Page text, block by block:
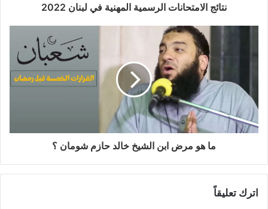
نتائج الامتحانات الرسمية المهنية في لبنان 2022
ما هو مرض ابن الشيخ خالد حازم شومان ؟
اترك تعليقاً